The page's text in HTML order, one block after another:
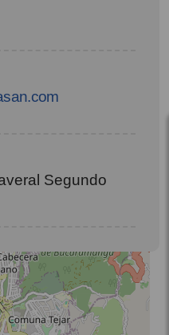
Segundo